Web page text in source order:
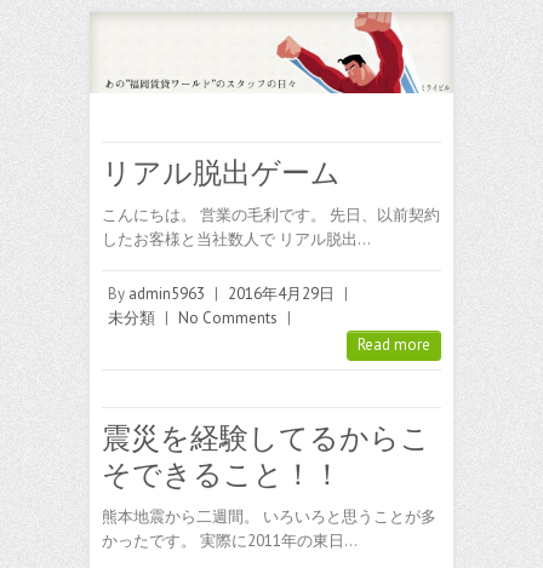
リアル脱出ゲーム
こんにちは。 営業の毛利です。 先日、以前契約
したお客様と当社数人で リアル脱出…
By admin5963 | 2016年4月29日
|
未分類 | No Comments |
Read more
震災を経験してるからこ
そできること！！
熊本地震から二週間。 いろいろと思うことが多
かったです。 実際に2011年の東日…